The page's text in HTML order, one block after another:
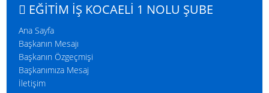
EĞITIM İŞ KOCAELI 1 NOLU ŞUBE
Ana Sayfa
Başkanın Mesajı
Başkanın Özgeçmişi
Başkanımıza Mesaj
İletişim